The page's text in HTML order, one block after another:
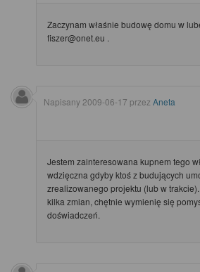
Zaczynam właśnie budowę domu w
fiszer@onet.eu .
Napisany2009-06-17 przez Aneta
Jestem zainteresowana kupnem tego
wdzięczna gdyby ktoś z budujących
zrealizowanego projektu (lub w
kilka zmian, chętnie wymienię się
doświadczeń.